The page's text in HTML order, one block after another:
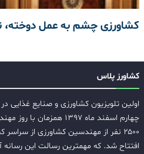
کشاورزی چشم به عمل دوخته،
کشاورز پلاس
اولین تلویزیون کشاورزی و صنایع غذایی
چهارم اسفند ماه ۱۳۹۷
۲۵۰۰ نفر از مهندسین کشاورزی از
افتتاح شد. که مهمترین رسالت این رسانه